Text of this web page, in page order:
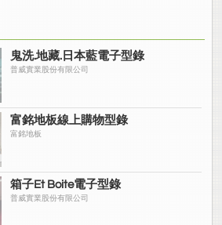
鬼洗.地藏.日本藍電子型錄
普威實業股份有限公司
富銘地板線上購物型錄
富銘地板
箱子Et Boite電子型錄
普威實業股份有限公司